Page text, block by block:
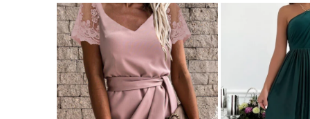
was:
244.99 zł.
is:
139.99 zł.